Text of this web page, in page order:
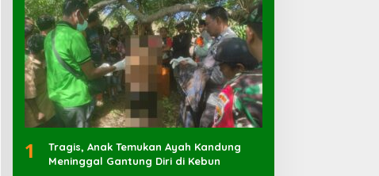
1
Tragis, Anak Temukan Ayah Kandung
Meninggal Gantung Diri di Kebun